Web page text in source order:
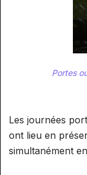
ET
GESTION
AIDE
EXAMENS
Portes
Les journées
ont lieu en
simultanément